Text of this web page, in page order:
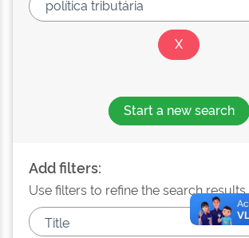
Start a new search
Add filters:
Use filters to refine the search results.